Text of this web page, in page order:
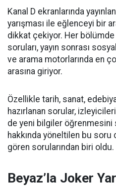
Kanal D ekranlarında
yarışması ile eğlenceyi bir
dikkat çekiyor. Her
soruları, yayın sonrası
ve arama motorlarında en
arasına giriyor.
Özellikle tarih, sanat,
hazırlanan sorular,
de yeni bilgiler öğrenmesini
hakkında yöneltilen bu soru
gören sorularından biri oldu.
Beyaz’la Joker